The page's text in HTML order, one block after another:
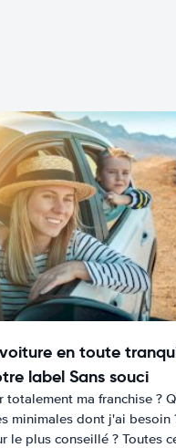
en toute
label Sans souci
totalement ma franchise ?
minimales dont j'ai besoin
le plus conseillé ? Toutes